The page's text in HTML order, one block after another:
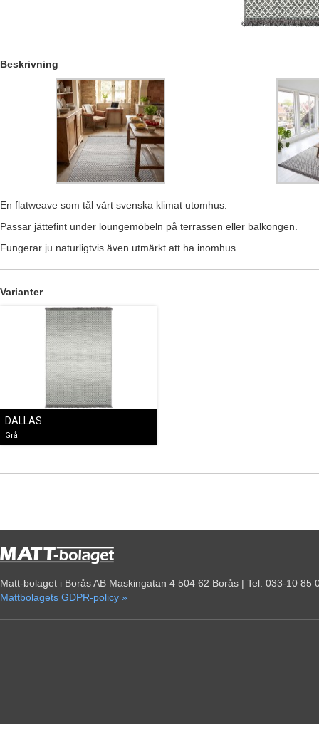
Beskrivning
En flatweave som tål vårt svenska klimat utomhus.
Passar jättefint under loungemöbeln på terrassen eller balkongen.
Fungerar ju naturligtvis även utmärkt att ha inomhus.
Varianter
DALLAS
Grå
Matt-bolaget i Borås AB Maskingatan 4 504 62 Borås | Tel. 033-10
Mattbolagets GDPR-policy »